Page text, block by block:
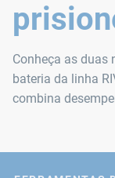
Conheça as duas
bateria da linha
combina